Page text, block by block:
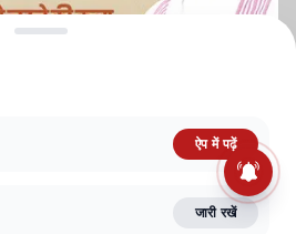
TERMS AND CONDITIONS
FACT CHECKING POLICY
ऐप में पढ़ें
जारी रखें